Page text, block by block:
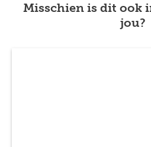
Misschien is dit ook
jou?